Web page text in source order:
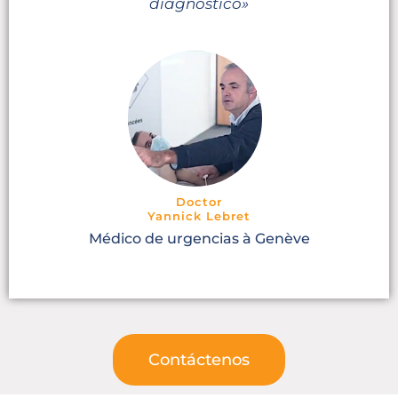
diagnóstico»
Doctor
Yannick Lebret
Médico de urgencias à Genève
Contáctenos